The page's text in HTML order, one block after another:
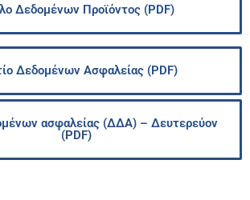
Δεδομένων Προϊόντος (PDF)
Δεδομένων Ασφαλείας (PDF)
ασφαλείας (ΔΔΑ) – Δευτερεύον
(PDF)